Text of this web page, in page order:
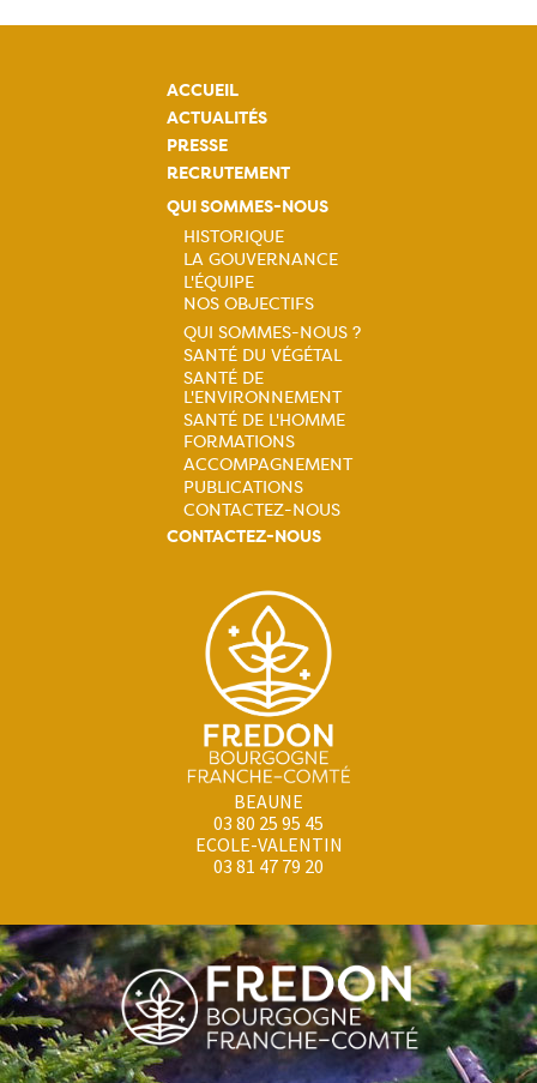
ACCUEIL
ACTUALITÉS
PRESSE
RECRUTEMENT
QUI SOMMES-NOUS
Navigation
principale
HISTORIQUE
LA GOUVERNANCE
L'ÉQUIPE
NOS OBJECTIFS
Navigation
principale
QUI SOMMES-NOUS ?
SANTÉ DU VÉGÉTAL
SANTÉ DE
L'ENVIRONNEMENT
SANTÉ DE L'HOMME
FORMATIONS
ACCOMPAGNEMENT
PUBLICATIONS
CONTACTEZ-NOUS
CONTACTEZ-NOUS
BEAUNE
03 80 25 95 45
ECOLE-VALENTIN
03 81 47 79 20